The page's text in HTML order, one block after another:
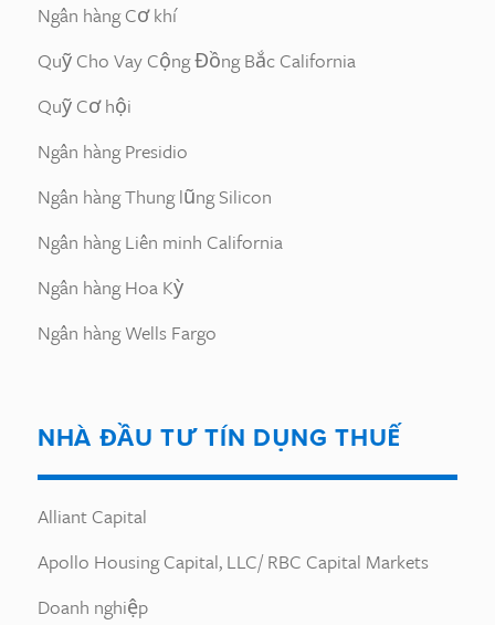
Ngân hàng Cơ khí
Quỹ Cho Vay Cộng Đồng Bắc California
Quỹ Cơ hội
Ngân hàng Presidio
Ngân hàng Thung lũng Silicon
Ngân hàng Liên minh California
Ngân hàng Hoa Kỳ
Ngân hàng Wells Fargo
NHÀ ĐẦU TƯ TÍN DỤNG THUẾ
Alliant Capital
Apollo Housing Capital, LLC/ RBC Capital Markets
Doanh nghiệp